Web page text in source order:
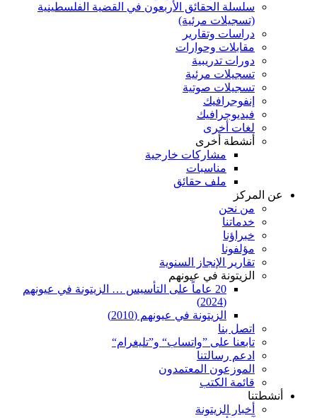
سلسلة الحقائق الأربعون في القضية الفلسطينية
(تسجيلات مرئية)
دراسات وتقارير
مقابلات وحوارات
دورات تدريبية
تسجيلات مرئية
تسجيلات صوتية
إنفوجرافيك
فيديوجرافيك
لغات أخرى
أنشطة أخرى
مشاركات خارجية
مناسبات
ملف حقائق
عن المركز
من نحن
خدماتنا
خبراؤنا
مؤلفونا
تقارير الإنجاز السنوية
الزيتونة في عيونهم
20 عاماً على التأسيس … الزيتونة في عيونهم
(2024)
الزيتونة في عيونهم (2010)
اتصل بنا
تابعنا على ”واتساب“ و”تليغرام“
ادعم رسالتنا
الموزعون المعتمدون
قائمة الكتب
أنشطتنا
أخبار الزيتونة